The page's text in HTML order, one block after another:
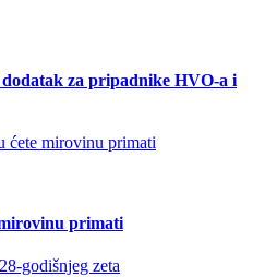
za pripadnike HVO-a i
primati